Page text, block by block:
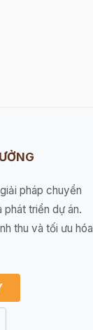
pháp chuyển
triển dự án.
thu và tối ưu hóa